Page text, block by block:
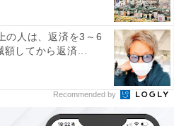
の人は、返済を3～6
してから返済...
Recommended by